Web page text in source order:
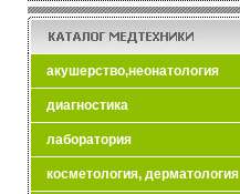
акушерство,неонатология
диагностика
лаборатория
косметология, дерматология